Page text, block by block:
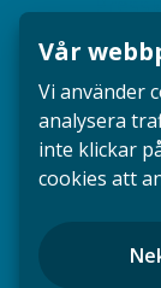
Dina
Vår
Vi använder
analysera
inte klickar
cookies att